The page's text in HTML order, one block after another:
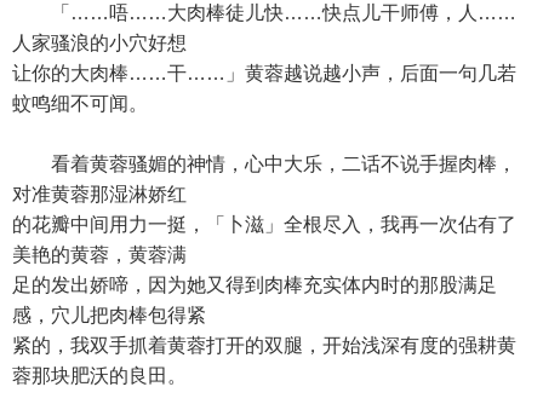
「……唔……大肉棒徒儿快……快点儿干师傅，人……
人家骚浪的小穴好想
让你的大肉棒……干……」黄蓉越说越小声，后面一句几若
蚊鸣细不可闻。
看着黄蓉骚媚的神情，心中大乐，二话不说手握肉棒，
对准黄蓉那湿淋娇红
的花瓣中间用力一挺，「卜滋」全根尽入，我再一次佔有了
美艳的黄蓉，黄蓉满
足的发出娇啼，因为她又得到肉棒充实体内时的那股满足
感，穴儿把肉棒包得紧
紧的，我双手抓着黄蓉打开的双腿，开始浅深有度的强耕黄
蓉那块肥沃的良田。